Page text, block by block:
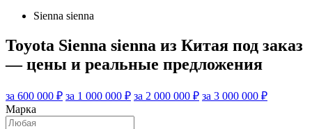
Sienna sienna
Toyota Sienna sienna из Китая под заказ
— цены и реальные предложения
за 600 000 ₽ за 1 000 000 ₽ за 2 000 000 ₽ за 3 000 000 ₽
Марка